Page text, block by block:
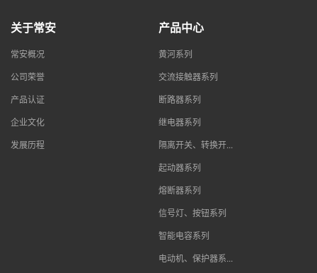
关于常安
常安概况
公司荣誉
产品认证
企业文化
发展历程
产品中心
黄河系列
交流接触器系列
断路器系列
继电器系列
隔离开关、转换开...
起动器系列
熔断器系列
信号灯、按钮系列
智能电容系列
电动机、保护器系...